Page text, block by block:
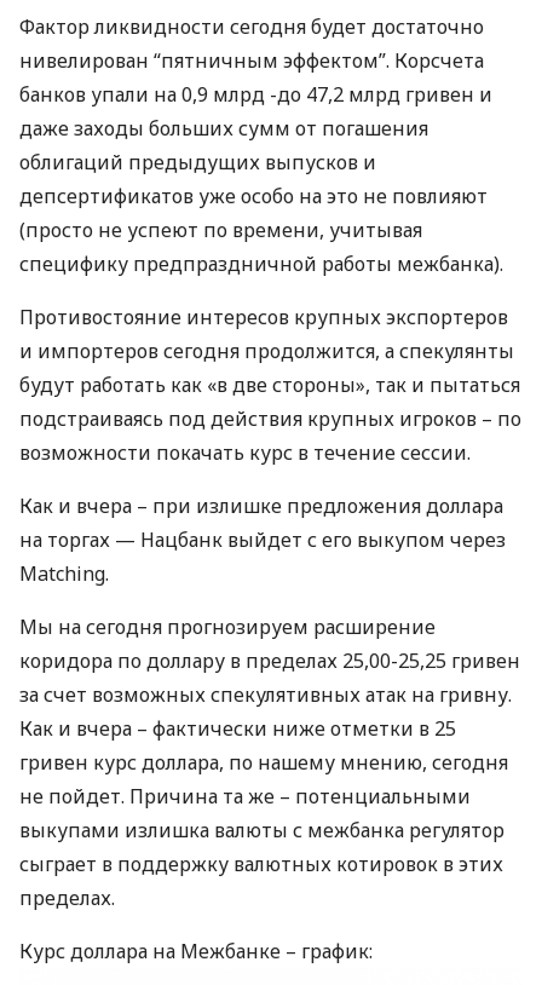
Фактор ликвидности сегодня будет достаточно
нивелирован “пятничным эффектом”. Корсчета
банков упали на 0,9 млрд -до 47,2 млрд гривен и
даже заходы больших сумм от погашения
облигаций предыдущих выпусков и
депсертификатов уже особо на это не повлияют
(просто не успеют по времени, учитывая
специфику предпраздничной работы межбанка).
Противостояние интересов крупных экспортеров
и импортеров сегодня продолжится, а спекулянты
будут работать как «в две стороны», так и пытаться
подстраиваясь под действия крупных игроков – по
возможности покачать курс в течение сессии.
Как и вчера – при излишке предложения доллара
на торгах — Нацбанк выйдет с его выкупом через
Matching.
Мы на сегодня прогнозируем расширение
коридора по доллару в пределах 25,00-25,25 гривен
за счет возможных спекулятивных атак на гривну.
Как и вчера – фактически ниже отметки в 25
гривен курс доллара, по нашему мнению, сегодня
не пойдет. Причина та же – потенциальными
выкупами излишка валюты с межбанка регулятор
сыграет в поддержку валютных котировок в этих
пределах.
Курс доллара на Межбанке – график: